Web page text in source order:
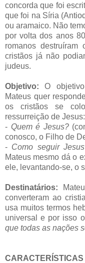
concorda que foi
que foi na Síria
ou aramaico. Não
por volta dos anos
romanos
cristãos já não
judeus.
Objetivo:
O
Mateus quer
os cristãos se
ressurreição de Jesus:
- Quem é Jesus?
conosco, o Filho de
- Como seguir
Mateus mesmo dá o
ele, levantando-se, o
Destinatários:
converteram ao
usa muitos termos
universal e por isso
que todas as nações